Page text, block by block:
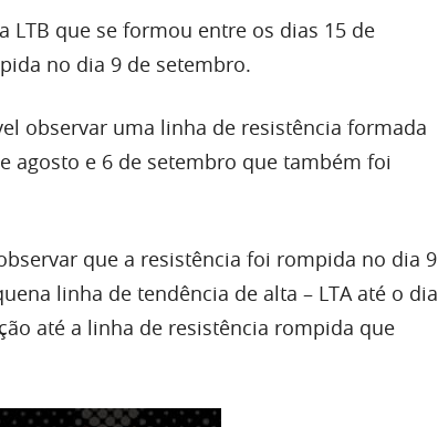
que se formou entre os dias 15 de
no dia 9 de setembro.
observar uma linha de resistência formada
agosto e 6 de setembro que também foi
que a resistência foi rompida no dia 9
linha de tendência de alta – LTA até o dia
até a linha de resistência rompida que